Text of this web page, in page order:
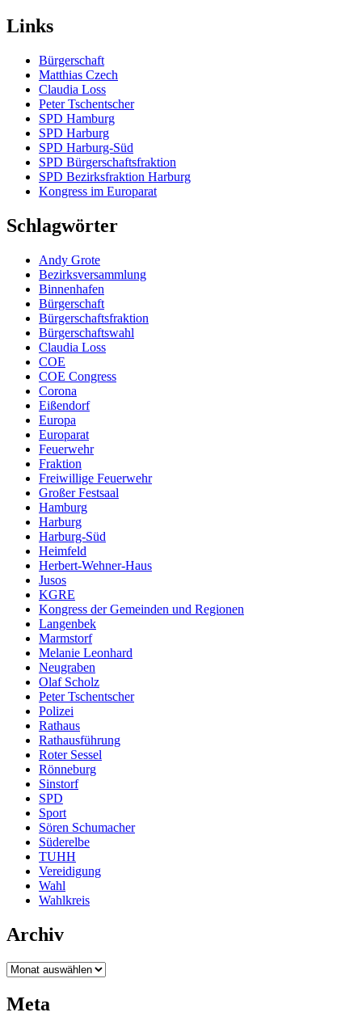
Links
Bürgerschaft
Matthias Czech
Claudia Loss
Peter Tschentscher
SPD Hamburg
SPD Harburg
SPD Harburg-Süd
SPD Bürgerschaftsfraktion
SPD Bezirksfraktion Harburg
Kongress im Europarat
Schlagwörter
Andy Grote
Bezirksversammlung
Binnenhafen
Bürgerschaft
Bürgerschaftsfraktion
Bürgerschaftswahl
Claudia Loss
COE
COE Congress
Corona
Eißendorf
Europa
Europarat
Feuerwehr
Fraktion
Freiwillige Feuerwehr
Großer Festsaal
Hamburg
Harburg
Harburg-Süd
Heimfeld
Herbert-Wehner-Haus
Jusos
KGRE
Kongress der Gemeinden und Regionen
Langenbek
Marmstorf
Melanie Leonhard
Neugraben
Olaf Scholz
Peter Tschentscher
Polizei
Rathaus
Rathausführung
Roter Sessel
Rönneburg
Sinstorf
SPD
Sport
Sören Schumacher
Süderelbe
TUHH
Vereidigung
Wahl
Wahlkreis
Archiv
Archiv
Meta